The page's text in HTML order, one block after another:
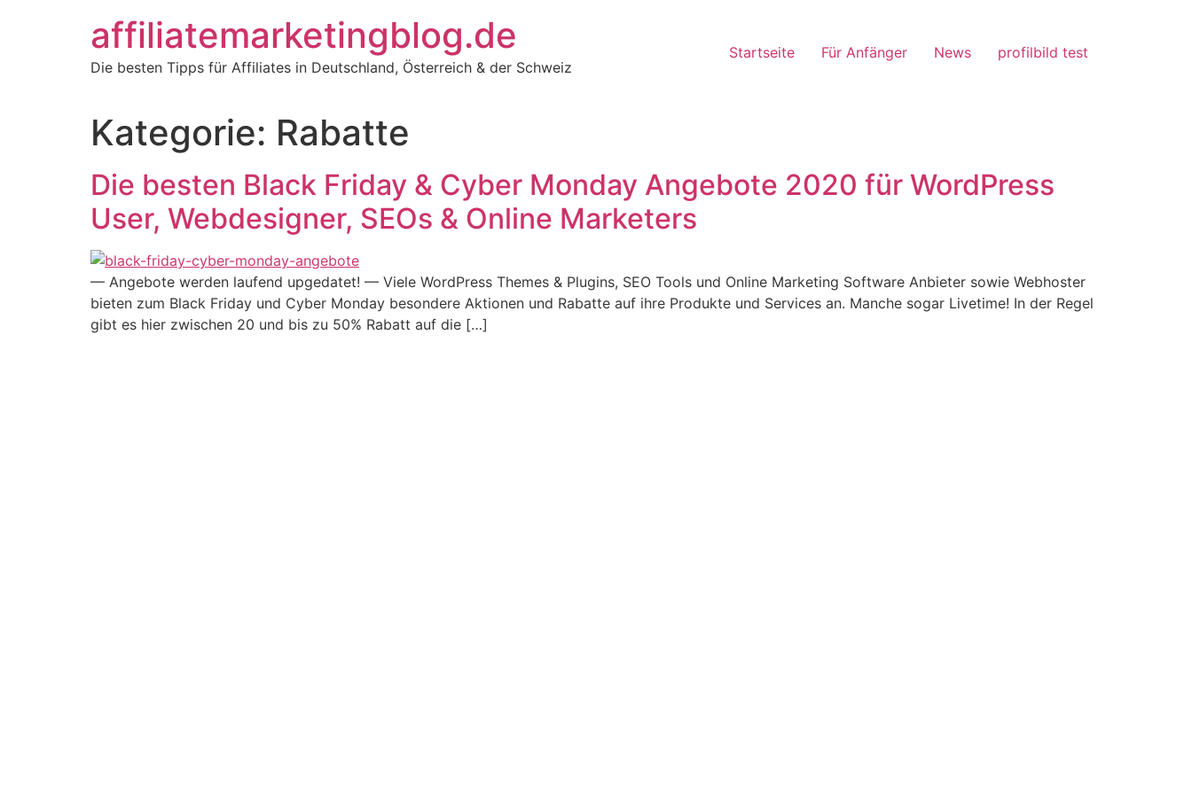
affiliatemarketingblog.de
Die besten Tipps für Affiliates in Deutschland, Österreich & der Schweiz
Startseite Für Anfänger News profilbild test
Kategorie: Rabatte
Die besten Black Friday & Cyber Monday Angebote 2020 für WordPress
User, Webdesigner, SEOs & Online Marketers
— Angebote werden laufend upgedatet! — Viele WordPress Themes & Plugins, SEO Tools und Online Marketing Software Anbieter sowie Webhoster
bieten zum Black Friday und Cyber Monday besondere Aktionen und Rabatte auf ihre Produkte und Services an. Manche sogar Livetime! In der Regel
gibt es hier zwischen 20 und bis zu 50% Rabatt auf die […]